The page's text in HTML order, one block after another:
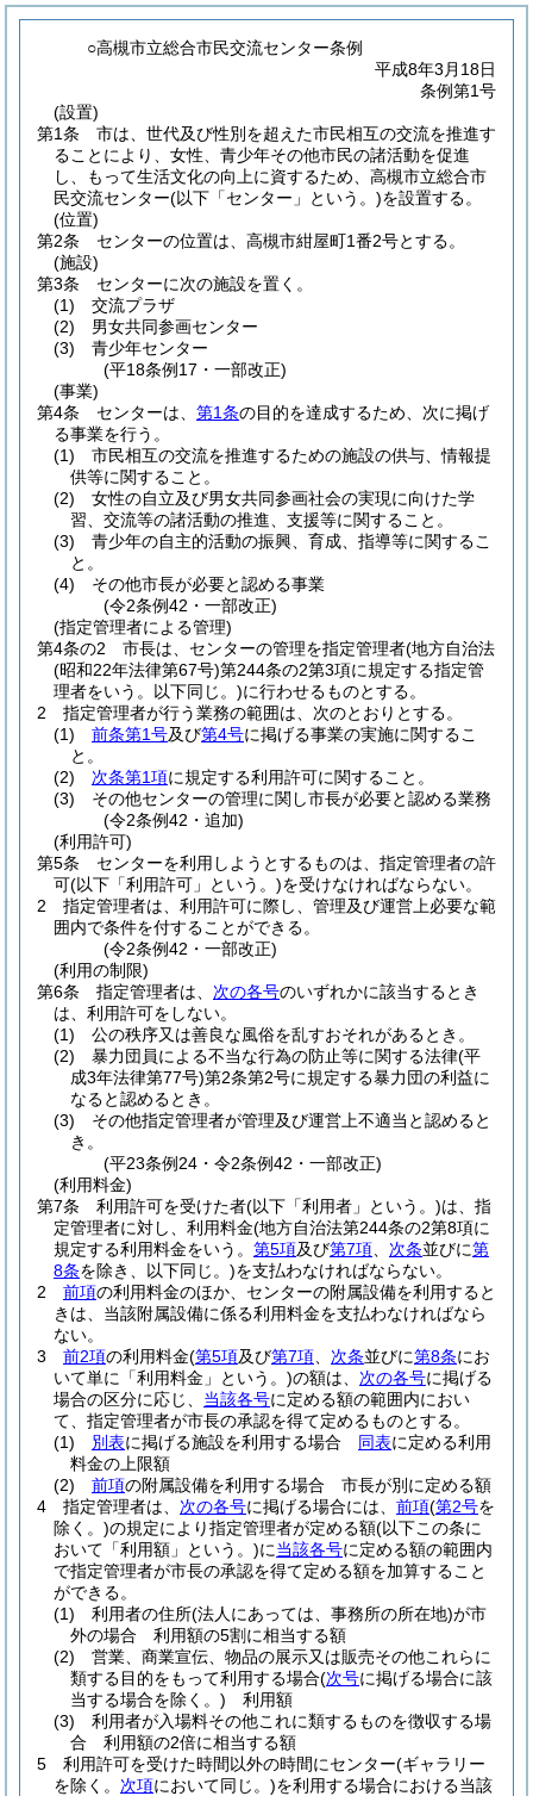
○高槻市立総合市民交流センター条例
平成8年3月18日
条例第1号
(設置)
第1条
市は、世代及び性別を超えた市民相互の交流を推進す
ることにより、女性、青少年その他市民の諸活動を促進
し、もって生活文化の向上に資するため、高槻市立総合市
民交流センター(以下「センター」という。)を設置する。
(位置)
第2条
センターの位置は、高槻市紺屋町1番2号とする。
(施設)
第3条
センターに次の施設を置く。
(1)
交流プラザ
(2)
男女共同参画センター
(3)
青少年センター
(平18条例17・一部改正)
(事業)
第4条
センターは、 第1条の目的を達成するため、次に掲げ
る事業を行う。
(1)
市民相互の交流を推進するための施設の供与、情報提
供等に関すること。
(2)
女性の自立及び男女共同参画社会の実現に向けた学
習、交流等の諸活動の推進、支援等に関すること。
(3)
青少年の自主的活動の振興、育成、指導等に関するこ
と。
(4)
その他市長が必要と認める事業
(令2条例42・一部改正)
(指定管理者による管理)
第4条の2
市長は、センターの管理を指定管理者(地方自治法
(昭和22年法律第67号)第244条の2第3項に規定する指定管
理者をいう。以下同じ。)に行わせるものとする。
2
指定管理者が行う業務の範囲は、次のとおりとする。
(1)
前条第1号及び第4号に掲げる事業の実施に関するこ
と。
(2)
次条第1項に規定する利用許可に関すること。
(3)
その他センターの管理に関し市長が必要と認める業務
(令2条例42・追加)
(利用許可)
第5条
センターを利用しようとするものは、指定管理者の許
可(以下「利用許可」という。)を受けなければならない。
2
指定管理者は、利用許可に際し、管理及び運営上必要な範
囲内で条件を付することができる。
(令2条例42・一部改正)
(利用の制限)
第6条
指定管理者は、 次の各号のいずれかに該当するとき
は、利用許可をしない。
(1)
公の秩序又は善良な風俗を乱すおそれがあるとき。
(2)
暴力団員による不当な行為の防止等に関する法律(平
成3年法律第77号)第2条第2号に規定する暴力団の利益に
なると認めるとき。
(3)
その他指定管理者が管理及び運営上不適当と認めると
き。
(平23条例24・令2条例42・一部改正)
(利用料金)
第7条
利用許可を受けた者(以下「利用者」という。)は、指
定管理者に対し、利用料金(地方自治法第244条の2第8項に
規定する利用料金をいう。 第5項及び第7項 次条並びに第
8条を除き、以下同じ。)を支払わなければならない。
2
前項の利用料金のほか、センターの附属設備を利用すると
きは、当該附属設備に係る利用料金を支払わなければなら
ない。
3
前2項の利用料金(第5項及び第7項 次条並びに第8条にお
いて単に「利用料金」という。)の額は、 次の各号に掲げる
場合の区分に応じ、 当該各号に定める額の範囲内におい
て、指定管理者が市長の承認を得て定めるものとする。
(1)
別表に掲げる施設を利用する場合 同表に定める利用
料金の上限額
(2)
前項の附属設備を利用する場合 市長が別に定める額
4
指定管理者は、 次の各号に掲げる場合には、 前項(第2号を
除く。)の規定により指定管理者が定める額(以下この条に
おいて「利用額」という。)に当該各号に定める額の範囲内
で指定管理者が市長の承認を得て定める額を加算すること
ができる。
(1)
利用者の住所(法人にあっては、事務所の所在地)が市
外の場合 利用額の5割に相当する額
(2)
営業、商業宣伝、物品の展示又は販売その他これらに
類する目的をもって利用する場合(次号に掲げる場合に該
当する場合を除く。) 利用額
(3)
利用者が入場料その他これに類するものを徴収する場
合 利用額の2倍に相当する額
5
利用許可を受けた時間以外の時間にセンター(ギャラリー
を除く。 次項において同じ。)を利用する場合における当該